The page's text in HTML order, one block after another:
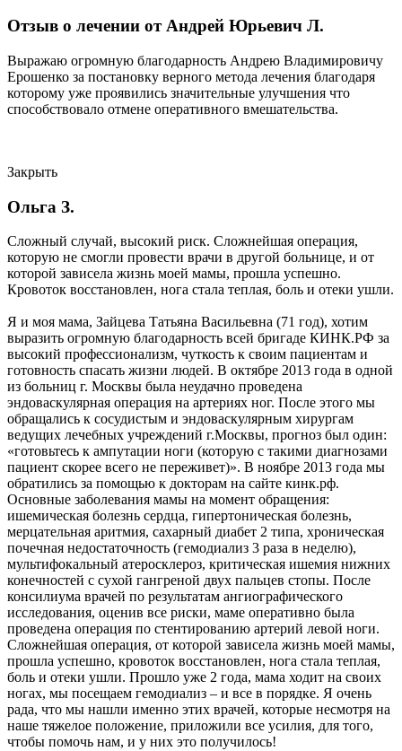
Отзыв о лечении от Андрей Юрьевич Л.
Выражаю огромную благодарность Андрею Владимировичу
Ерошенко за постановку верного метода лечения благодаря
которому уже проявились значительные улучшения что
способствовало отмене оперативного вмешательства.
Закрыть
Ольга З.
Сложный случай, высокий риск. Сложнейшая операция,
которую не смогли провести врачи в другой больнице, и от
которой зависела жизнь моей мамы, прошла успешно.
Кровоток восстановлен, нога стала теплая, боль и отеки ушли.
Я и моя мама, Зайцева Татьяна Васильевна (71 год), хотим
выразить огромную благодарность всей бригаде КИНК.РФ за
высокий профессионализм, чуткость к своим пациентам и
готовность спасать жизни людей. В октябре 2013 года в одной
из больниц г. Москвы была неудачно проведена
эндоваскулярная операция на артериях ног. После этого мы
обращались к сосудистым и эндоваскулярным хирургам
ведущих лечебных учреждений г.Москвы, прогноз был один:
«готовьтесь к ампутации ноги (которую с такими диагнозами
пациент скорее всего не переживет)». В ноябре 2013 года мы
обратились за помощью к докторам на сайте кинк.рф.
Основные заболевания мамы на момент обращения:
ишемическая болезнь сердца, гипертоническая болезнь,
мерцательная аритмия, сахарный диабет 2 типа, хроническая
почечная недостаточность (гемодиализ 3 раза в неделю),
мультифокальный атеросклероз, критическая ишемия нижних
конечностей с сухой гангреной двух пальцев стопы. После
консилиума врачей по результатам ангиографического
исследования, оценив все риски, маме оперативно была
проведена операция по стентированию артерий левой ноги.
Сложнейшая операция, от которой зависела жизнь моей мамы,
прошла успешно, кровоток восстановлен, нога стала теплая,
боль и отеки ушли. Прошло уже 2 года, мама ходит на своих
ногах, мы посещаем гемодиализ – и все в порядке. Я очень
рада, что мы нашли именно этих врачей, которые несмотря на
наше тяжелое положение, приложили все усилия, для того,
чтобы помочь нам, и у них это получилось!